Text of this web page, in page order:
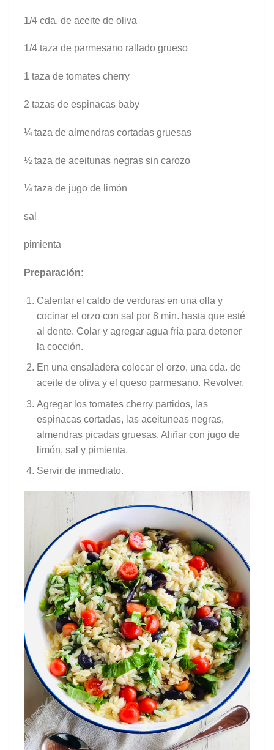
1/4 cda. de aceite de oliva
1/4 taza de parmesano rallado grueso
1 taza de tomates cherry
2 tazas de espinacas baby
¼ taza de almendras cortadas gruesas
½ taza de aceitunas negras sin carozo
¼ taza de jugo de limón
sal
pimienta
Preparación:
Calentar el caldo de verduras en una olla y
cocinar el orzo con sal por 8 min. hasta que esté
al dente. Colar y agregar agua fría para detener
la cocción.
En una ensaladera colocar el orzo, una cda. de
aceite de oliva y el queso parmesano. Revolver.
Agregar los tomates cherry partidos, las
espinacas cortadas, las aceituneas negras,
almendras picadas gruesas. Aliñar con jugo de
limón, sal y pimienta.
Servir de inmediato.